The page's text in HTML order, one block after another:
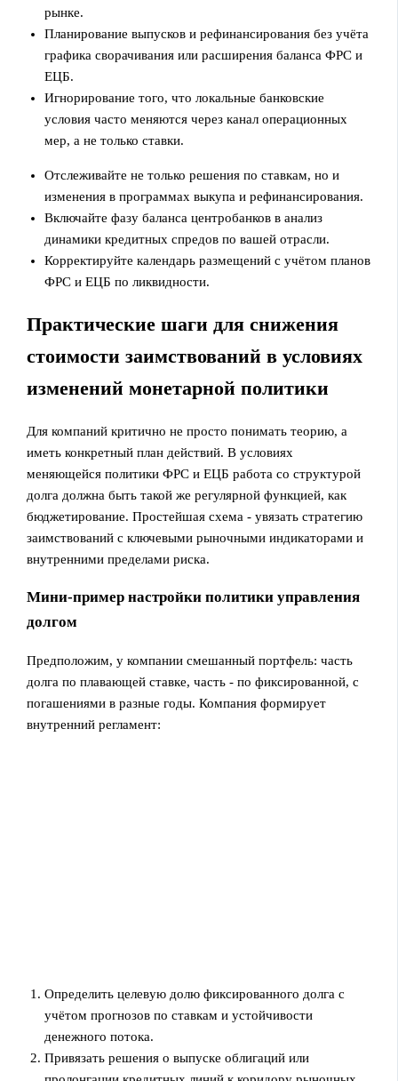
рынке.
Планирование выпусков и рефинансирования без учёта
графика сворачивания или расширения баланса ФРС и
ЕЦБ.
Игнорирование того, что локальные банковские
условия часто меняются через канал операционных
мер, а не только ставки.
Отслеживайте не только решения по ставкам, но и
изменения в программах выкупа и рефинансирования.
Включайте фазу баланса центробанков в анализ
динамики кредитных спредов по вашей отрасли.
Корректируйте календарь размещений с учётом планов
ФРС и ЕЦБ по ликвидности.
Практические шаги для снижения
стоимости заимствований в условиях
изменений монетарной политики
Для компаний критично не просто понимать теорию, а
иметь конкретный план действий. В условиях
меняющейся политики ФРС и ЕЦБ работа со структурой
долга должна быть такой же регулярной функцией, как
бюджетирование. Простейшая схема - увязать стратегию
заимствований с ключевыми рыночными индикаторами и
внутренними пределами риска.
Мини‑пример настройки политики управления
долгом
Предположим, у компании смешанный портфель: часть
долга по плавающей ставке, часть - по фиксированной, с
погашениями в разные годы. Компания формирует
внутренний регламент:
Определить целевую долю фиксированного долга с
учётом прогнозов по ставкам и устойчивости
денежного потока.
Привязать решения о выпуске облигаций или